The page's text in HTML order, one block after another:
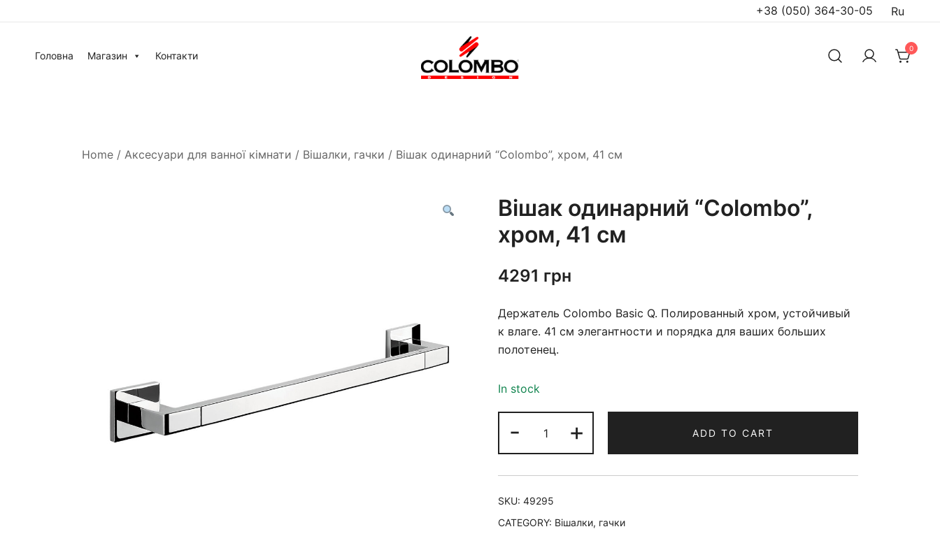
+38 (050) 364-30-05 Ru
Головна Магазин Контакти
0
Home / Аксесуари для ванної кімнати / Вішалки, гачки / Вішак одинарний “Colombo”, хром, 41 см
Вішак одинарний “Colombo”,
хром, 41 см
4291 грн
Держатель Colombo Basic Q. Полированный хром, устойчивый
к влаге. 41 см элегантности и порядка для ваших больших
полотенец.
In stock
- + ADD TO CART
SKU: 49295
CATEGORY: Вішалки, гачки